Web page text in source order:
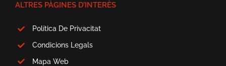
ALTRES PÀGINES D’INTERÈS
Política De Privacitat
Condicions Legals
Mapa Web